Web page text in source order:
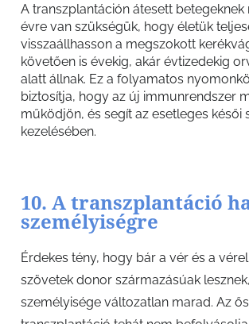
A transzplantáción átesett
évre van szükségük, hogy életük
visszaállhasson a megszokott
követően is évekig, akár évtizedekig
alatt állnak. Ez a folyamatos
biztosítja, hogy az új immunrendszer
működjön, és segít az esetleges késői
kezelésében.
10. A transzplantáció
személyiségre
Érdekes tény, hogy bár a vér és a
szövetek donor származásúak
személyisége változatlan marad. Az